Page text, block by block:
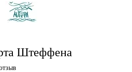
Штеффена